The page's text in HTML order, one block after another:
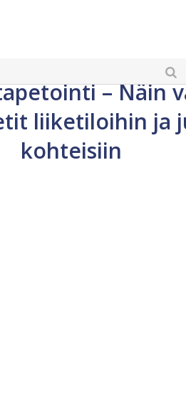
– Näin
liiketiloihin ja
kohteisiin